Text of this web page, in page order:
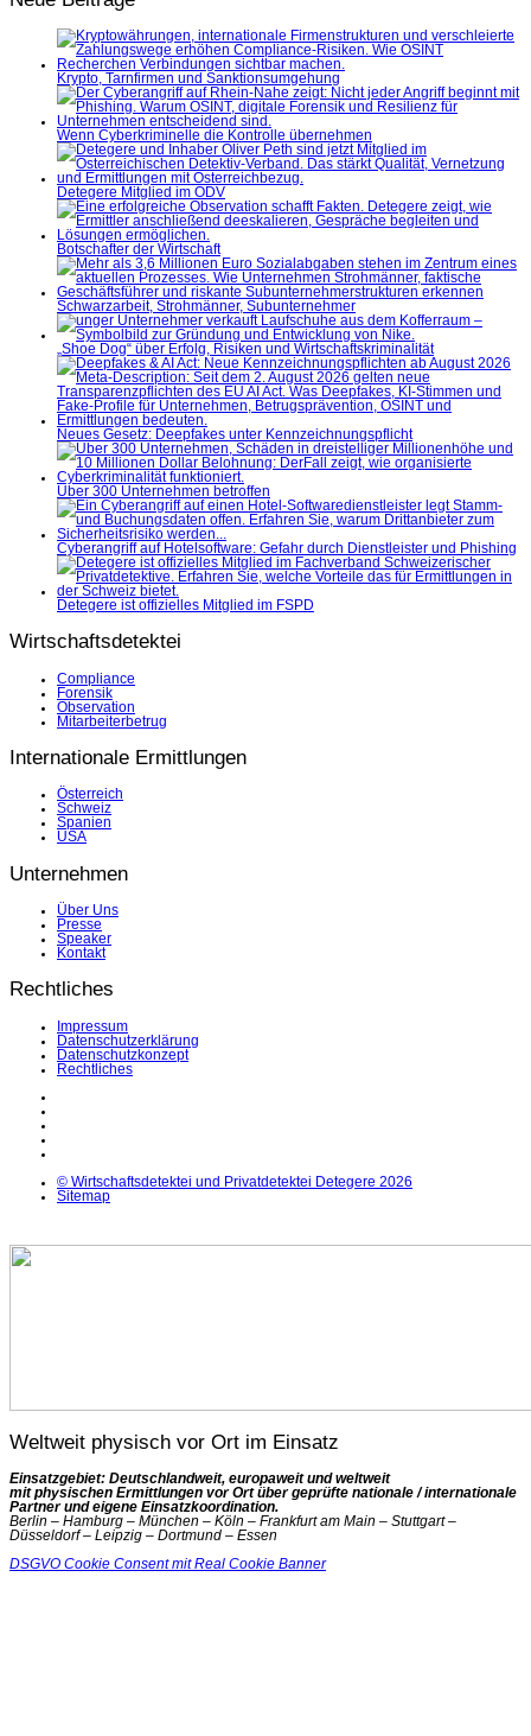
Krypto, Tarnfirmen und Sanktionsumgehung
Wenn Cyberkriminelle die Kontrolle übernehmen
Detegere Mitglied im ÖDV
Botschafter der Wirtschaft
Schwarzarbeit, Strohmänner, Subunternehmer
„Shoe Dog“ über Erfolg, Risiken und Wirtschaftskriminalität
Neues Gesetz: Deepfakes unter Kennzeichnungspflicht
Über 300 Unternehmen betroffen
Cyberangriff auf Hotelsoftware: Gefahr durch Dienstleister und Phishing
Detegere ist offizielles Mitglied im FSPD
Wirtschaftsdetektei
Compliance
Forensik
Observation
Mitarbeiterbetrug
Internationale Ermittlungen
Österreich
Schweiz
Spanien
USA
Unternehmen
Über Uns
Presse
Speaker
Kontakt
Rechtliches
Impressum
Datenschutzerklärung
Datenschutzkonzept
Rechtliches
© Wirtschaftsdetektei und Privatdetektei Detegere 2026
Sitemap
Weltweit physisch vor Ort im Einsatz
Einsatzgebiet: Deutschlandweit, europaweit und weltweit
mit physischen Ermittlungen vor Ort über geprüfte nationale / internationale
Partner und eigene Einsatzkoordination.
Berlin – Hamburg – München – Köln – Frankfurt am Main – Stuttgart –
Düsseldorf – Leipzig – Dortmund – Essen
DSGVO Cookie Consent mit Real Cookie Banner